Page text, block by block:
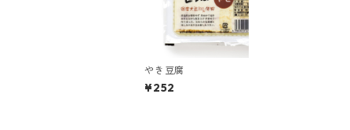
やき豆腐
¥252